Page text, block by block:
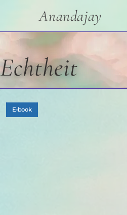
Anandajay
Echtheit
E-book